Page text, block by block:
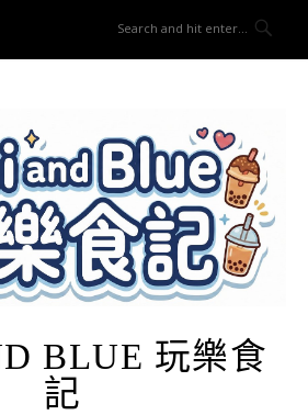
BLUE 玩樂食
記